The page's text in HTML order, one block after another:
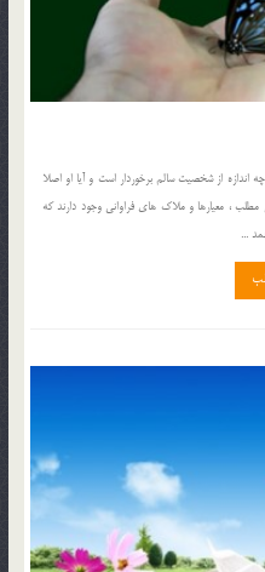
از شخصيت سالم برخوردار است و آيا او اصلا
، معيارها و ملاك هاي فراواني وجود دارند كه
...